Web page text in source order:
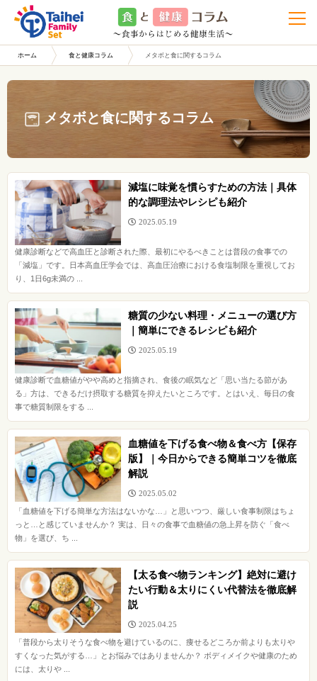
t
o
g
a
i
g
a
t
i
o
n
ホーム 食と健康コラム メタボと食に関するコラム
メタボと食に関するコラム
減塩に味覚を慣らすための方法｜具体
的な調理法やレシピも紹介
2025.05.19
健康診断などで高血圧と診断された際、最初にやるべきことは普段の食事での
「減塩」です。日本高血圧学会では、高血圧治療における食塩制限を重視してお
り、1日6g未満の ...
糖質の少ない料理・メニューの選び方
｜簡単にできるレシピも紹介
2025.05.19
健康診断で血糖値がやや高めと指摘され、食後の眠気など「思い当たる節があ
る」方は、できるだけ摂取する糖質を抑えたいところです。とはいえ、毎日の食
事で糖質制限をする ...
血糖値を下げる食べ物＆食べ方【保存
版】｜今日からできる簡単コツを徹底
解説
2025.05.02
「血糖値を下げる簡単な方法はないかな…」と思いつつ、厳しい食事制限はちょ
っと…と感じていませんか？ 実は、日々の食事で血糖値の急上昇を防ぐ「食べ
物」を選び、ち ...
【太る食べ物ランキング】絶対に避け
たい行動＆太りにくい代替法を徹底解
説
2025.04.25
「普段から太りそうな食べ物を避けているのに、痩せるどころか前よりも太りや
すくなった気がする…」とお悩みではありませんか？ ボディメイクや健康のため
には、太りや ...